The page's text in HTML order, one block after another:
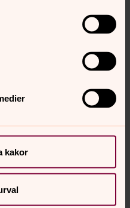
kakor